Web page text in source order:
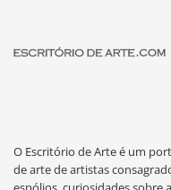
O Escritório de Arte é um
de arte de artistas